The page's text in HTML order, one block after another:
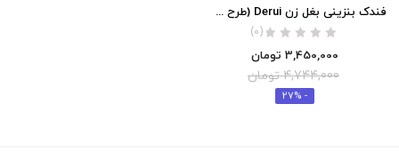
فندک بنزینی بغل زن Derui (طرح دانهیل) اورجینال
(0)
3,450,000 تومان
4,744,000 تومان
- 27%